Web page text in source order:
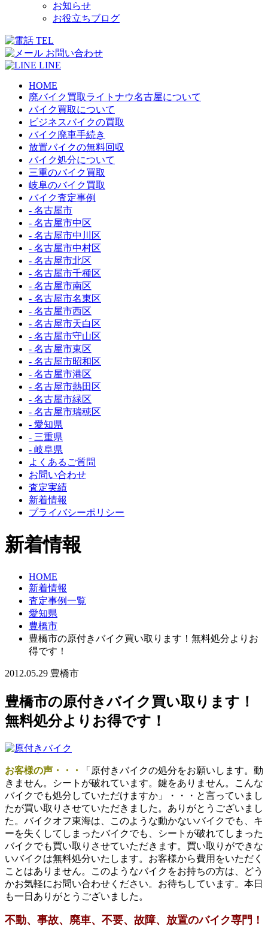
お知らせ
お役立ちブログ
TEL
お問い合わせ
LINE
HOME
廃バイク買取ライトナウ名古屋について
バイク買取について
ビジネスバイクの買取
バイク廃車手続き
放置バイクの無料回収
バイク処分について
三重のバイク買取
岐阜のバイク買取
バイク査定事例
- 名古屋市
- 名古屋市中区
- 名古屋市中川区
- 名古屋市中村区
- 名古屋市北区
- 名古屋市千種区
- 名古屋市南区
- 名古屋市名東区
- 名古屋市西区
- 名古屋市天白区
- 名古屋市守山区
- 名古屋市東区
- 名古屋市昭和区
- 名古屋市港区
- 名古屋市熱田区
- 名古屋市緑区
- 名古屋市瑞穂区
- 愛知県
- 三重県
- 岐阜県
よくあるご質問
お問い合わせ
査定実績
新着情報
プライバシーポリシー
新着情報
HOME
新着情報
査定事例一覧
愛知県
豊橋市
豊橋市の原付きバイク買い取ります！無料処分よりお
得です！
2012.05.29 豊橋市
豊橋市の原付きバイク買い取ります！
無料処分よりお得です！
お客様の声・・・
「原付きバイクの処分をお願いします。動
きません。シートが破れています。鍵をありません。こんな
バイクでも処分していただけますか」・・・と言っていまし
たが買い取りさせていただきました。ありがとうございまし
た。バイクオフ東海は、このような動かないバイクでも、キ
ーを失くしてしまったバイクでも、シートが破れてしまった
バイクでも買い取りさせていただきます。買い取りができな
いバイクは無料処分いたします。お客様から費用をいただく
ことはありません。このようなバイクをお持ちの方は、どう
かお気軽にお問い合わせください。お待ちしています。本日
も一日ありがとうございました。
不動、事故、廃車、不要、故障、放置のバイク専門！